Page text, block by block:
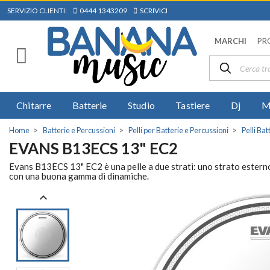
SERVIZIO CLIENTI: 0444 1343209 SCRIVICI
MARCHI
Chitarre Batterie Studio Tastiere Dj
Home Batterie e Percussioni Pelli per Batterie e Percussioni Pelli
EVANS B13ECS 13" EC2
Evans B13ECS 13" EC2 è una pelle a due strati: uno strato
con una buona gamma di dinamiche.
